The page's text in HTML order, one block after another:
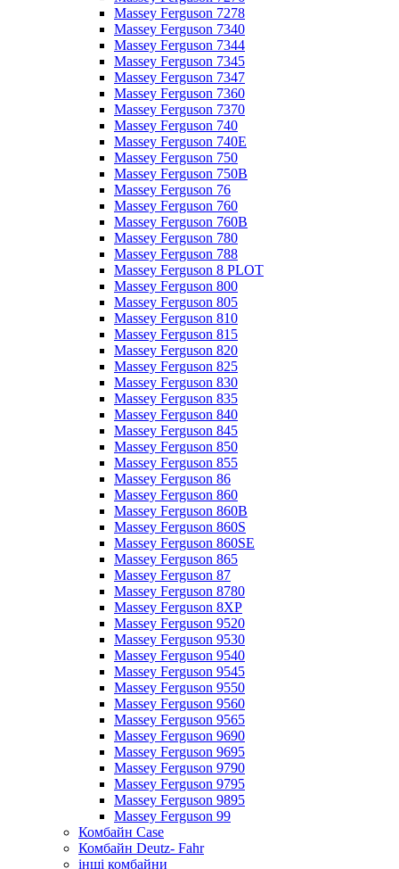
Massey Ferguson 7278
Massey Ferguson 7340
Massey Ferguson 7344
Massey Ferguson 7345
Massey Ferguson 7347
Massey Ferguson 7360
Massey Ferguson 7370
Massey Ferguson 740
Massey Ferguson 740E
Massey Ferguson 750
Massey Ferguson 750B
Massey Ferguson 76
Massey Ferguson 760
Massey Ferguson 760B
Massey Ferguson 780
Massey Ferguson 788
Massey Ferguson 8 PLOT
Massey Ferguson 800
Massey Ferguson 805
Massey Ferguson 810
Massey Ferguson 815
Massey Ferguson 820
Massey Ferguson 825
Massey Ferguson 830
Massey Ferguson 835
Massey Ferguson 840
Massey Ferguson 845
Massey Ferguson 850
Massey Ferguson 855
Massey Ferguson 86
Massey Ferguson 860
Massey Ferguson 860B
Massey Ferguson 860S
Massey Ferguson 860SE
Massey Ferguson 865
Massey Ferguson 87
Massey Ferguson 8780
Massey Ferguson 8XP
Massey Ferguson 9520
Massey Ferguson 9530
Massey Ferguson 9540
Massey Ferguson 9545
Massey Ferguson 9550
Massey Ferguson 9560
Massey Ferguson 9565
Massey Ferguson 9690
Massey Ferguson 9695
Massey Ferguson 9790
Massey Ferguson 9795
Massey Ferguson 9895
Massey Ferguson 99
Комбайн Case
Комбайн Deutz- Fahr
інші комбайни